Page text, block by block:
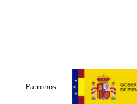
Patronos: